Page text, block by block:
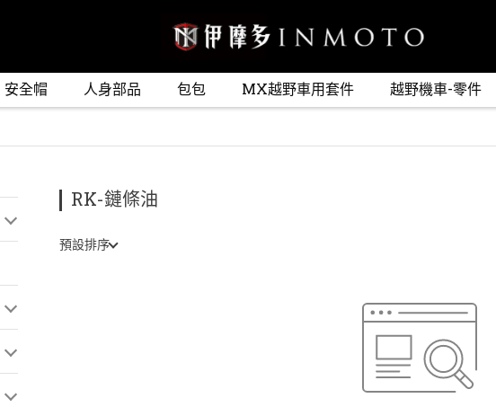
安全帽 人身部品 包包 MX越野車用套件 越野機車-零件
RK-鏈條油
預設排序